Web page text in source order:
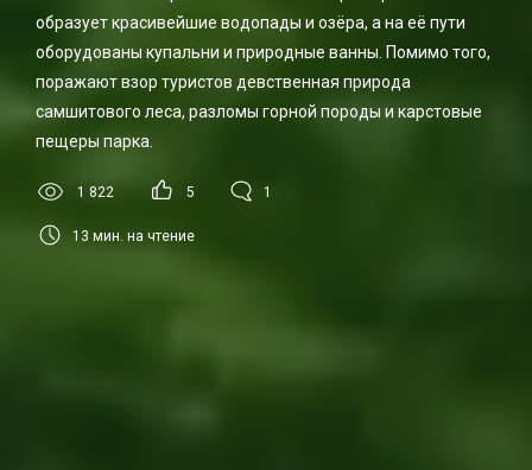
образует красивейшие водопады и озёра, а на её пути
оборудованы купальни и природные ванны. Помимо того,
поражают взор туристов девственная природа
самшитового леса, разломы горной породы и карстовые
пещеры парка.
1 822 5 1
13 мин. на чтение